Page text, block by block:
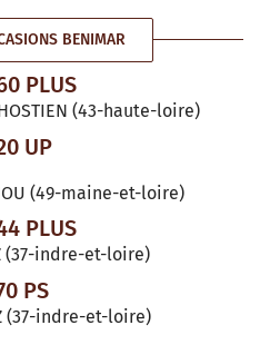
BENIMAR
PLUS
(43-haute-loire)
UP
(49-maine-et-loire)
PLUS
(37-indre-et-loire)
PS
(37-indre-et-loire)